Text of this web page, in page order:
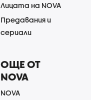
Лицата на NOVA
Предавания и
сериали
ОЩЕ ОТ
NOVA
NOVA